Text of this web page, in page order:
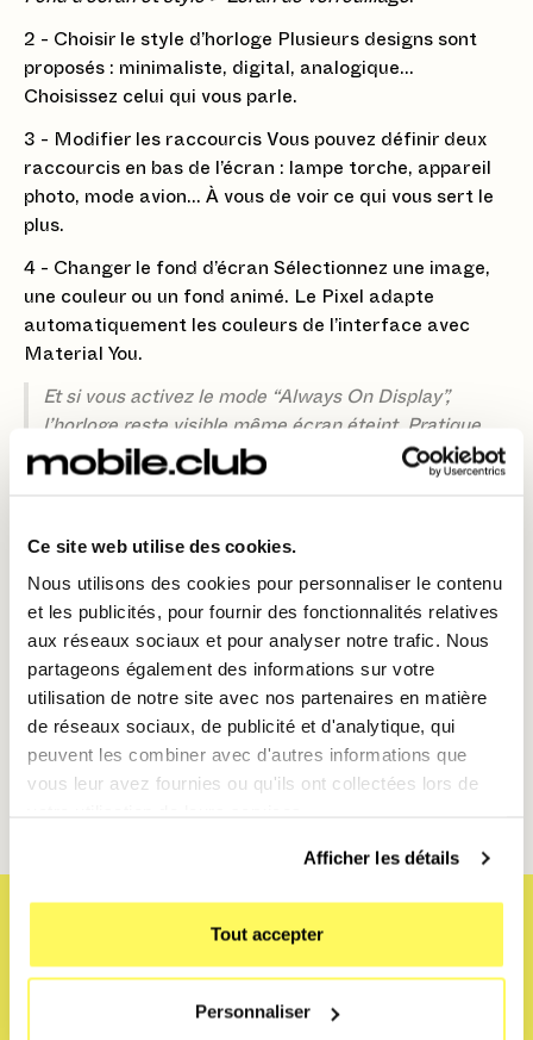
Ce site web utilise des cookies.
Nous utilisons des cookies pour personnaliser le contenu
et les publicités, pour fournir des fonctionnalités relatives
aux réseaux sociaux et pour analyser notre trafic. Nous
partageons également des informations sur votre
utilisation de notre site avec nos partenaires en matière
de réseaux sociaux, de publicité et d'analytique, qui
peuvent les combiner avec d'autres informations que
vous leur avez fournies ou qu'ils ont collectées lors de
Afficher les détails
Tout accepter
Personnaliser
2 - Choisir le style d’horloge Plusieurs designs sont
proposés : minimaliste, digital, analogique…
Choisissez celui qui vous parle.
3 - Modifier les raccourcis Vous pouvez définir deux
raccourcis en bas de l’écran : lampe torche, appareil
photo, mode avion… À vous de voir ce qui vous sert le
plus.
4 - Changer le fond d’écran Sélectionnez une image,
une couleur ou un fond animé. Le Pixel adapte
automatiquement les couleurs de l’interface avec
Material You.
Et si vous activez le mode “Always On Display”,
l’horloge reste visible même écran éteint. Pratique
pour garder un œil sur l’heure sans toucher le
🚀 Pour conclure
Personnaliser l’écran de verrouillage sur Pixel 10 Pro
permet de créer une interface à votre image, plus
pratique et plus agréable à utiliser au quotidien.
😳 Retrouvez le Google Pixel 10 Pro chez Mobile Club,
en location et sans engagement !